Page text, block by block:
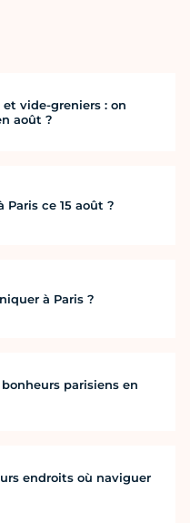
et vide-greniers : on
août ?
Paris ce 15 août ?
à Paris ?
parisiens en
endroits où naviguer